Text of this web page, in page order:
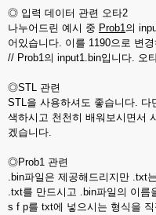
◎ 입력 데이터 관련 오타2
나누어드린 예시 중 Prob1의
어있습니다. 이를 1190으로 변
// Prob1의 input1.bin입니다. 오
◎STL 관련
STL을 사용하셔도 좋습니다. 다
색하시고 천천히 배워보시면서
겠습니다.
◎Prob1 관련
.bin파일은 제공해드리지만 .txt
.txt를 만드시고 .bin파일의 이름
s f p를 txt에 넣으시는 형식을